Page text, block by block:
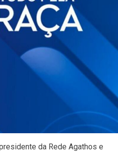
da Rede Agathos e